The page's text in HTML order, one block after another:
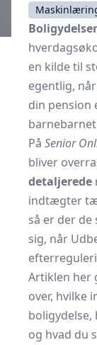
en kilde til
egentlig,
din pension
På Senior
bliver
detaljerede
indtægter
så er der
sig, når
Artiklen her
over, hvilke
boligydelse,
og hvad du